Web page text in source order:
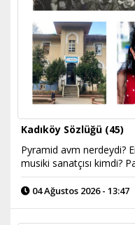
Kadıköy Sözlüğü (45)
Pyramid avm nerdeydi?
musiki sanatçısı kimdi?
04 Ağustos 2026 - 13:47